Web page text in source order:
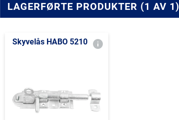
LAGERFØRTE PRODUKTER (1 AV 1)
Skyvelås HABO 5210